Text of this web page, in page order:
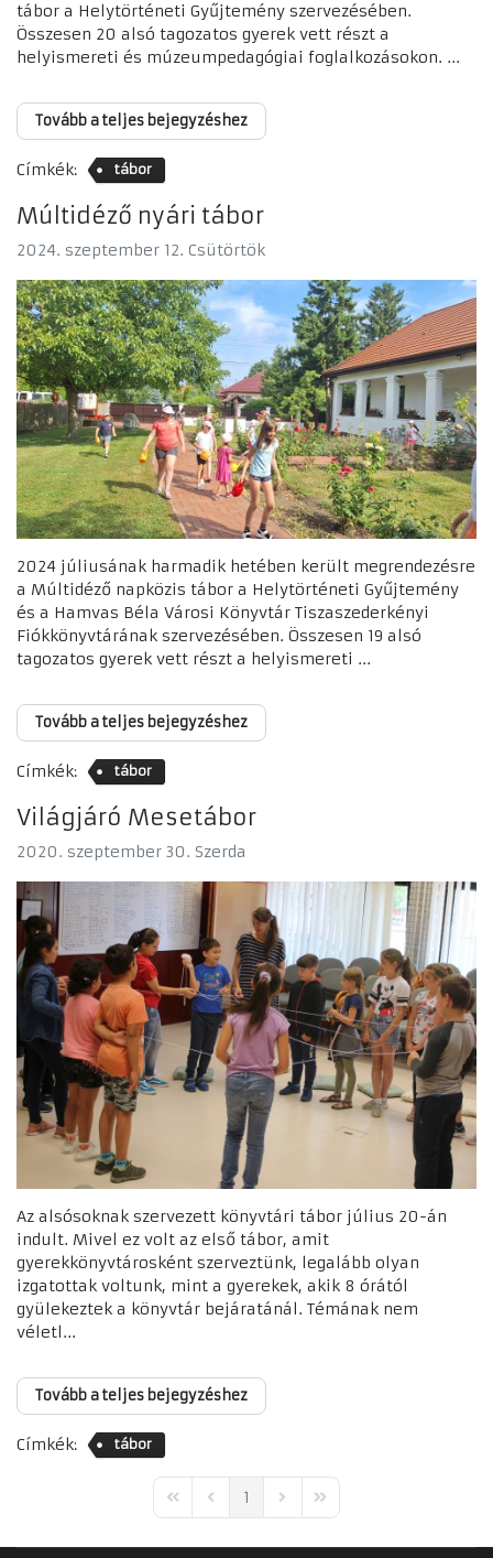
tábor a Helytörténeti Gyűjtemény szervezésében.
Összesen 20 alsó tagozatos gyerek vett részt a
helyismereti és múzeumpedagógiai foglalkozásokon. ...
Tovább a teljes bejegyzéshez
Címkék: tábor
Múltidéző nyári tábor
2024. szeptember 12. Csütörtök
2024 júliusának harmadik hetében került megrendezésre
a Múltidéző napközis tábor a Helytörténeti Gyűjtemény
és a Hamvas Béla Városi Könyvtár Tiszaszederkényi
Fiókkönyvtárának szervezésében. Összesen 19 alsó
tagozatos gyerek vett részt a helyismereti ...
Tovább a teljes bejegyzéshez
Címkék: tábor
Világjáró Mesetábor
2020. szeptember 30. Szerda
Az alsósoknak szervezett könyvtári tábor július 20-án
indult. Mivel ez volt az első tábor, amit
gyerekkönyvtárosként szerveztünk, legalább olyan
izgatottak voltunk, mint a gyerekek, akik 8 órától
gyülekeztek a könyvtár bejáratánál. Témának nem
véletl...
Tovább a teljes bejegyzéshez
Címkék: tábor
First PagePrevious Page
1 Next PageLast Page